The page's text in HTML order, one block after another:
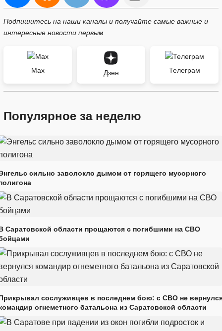
Подпишитесь на наши каналы и получайте самые важные и
интересные новости первым
Max Дзен Телеграм
Популярное за неделю
сильно заволокло дымом от горящего мусорного
Саратовской области прощаются с погибшими на СВО
сослуживцев в последнем бою: с СВО не
огнеметного батальона из Саратовской области